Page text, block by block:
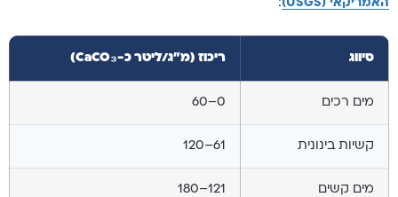
האמריקאי (USGS) :
סיווג ריכוז (מ"ג/ליטר כ-CaCO₃)
מים רכים 0–60
קשיות בינונית 61–120
מים קשים 121–180